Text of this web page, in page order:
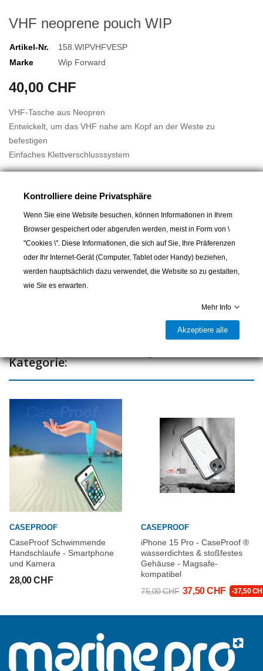
VHF neoprene pouch WIP
Artikel-Nr.
158.WIPVHFVESP
Marke
Wip Forward
40,00 CHF
VHF-Tasche aus Neopren
Entwickelt, um das VHF nahe am Kopf an der Weste zu
befestigen
Einfaches Klettverschlusssystem
In den Warenkorb
Letzter Artikel auf Lager
Teilen
Kategorie:
CASEPROOF
CaseProof Schwimmende
Handschlaufe - Smartphone
und Kamera
28,00 CHF
CASEPROOF
iPhone 15 Pro - CaseProof ®
wasserdichtes & stoßfestes
Gehäuse - Magsafe-
kompatibel
75,00 CHF 37,50 CHF -37,50
Kontrolliere deine Privatsphäre
Wenn Sie eine Website besuchen, können Informationen in Ihrem
Browser gespeichert oder abgerufen werden, meist in Form von \
"Cookies \". Diese Informationen, die sich auf Sie, Ihre Präferenzen
oder Ihr Internet-Gerät (Computer, Tablet oder Handy) beziehen,
werden hauptsächlich dazu verwendet, die Website so zu gestalten,
wie Sie es erwarten.
Mehr Info
Akzeptiere alle